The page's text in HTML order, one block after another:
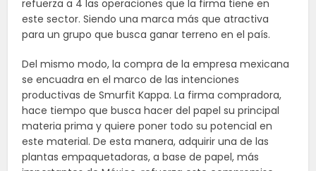
refuerza a 4 las operaciones que la firma tiene en
este sector. Siendo una marca más que atractiva
para un grupo que busca ganar terreno en el país.
Del mismo modo, la compra de la empresa mexicana
se encuadra en el marco de las intenciones
productivas de Smurfit Kappa. La firma compradora,
hace tiempo que busca hacer del papel su principal
materia prima y quiere poner todo su potencial en
este material. De esta manera, adquirir una de las
plantas empaquetadoras, a base de papel, más